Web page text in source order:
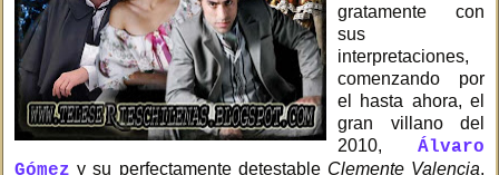
gratamente con
sus
interpretaciones,
comenzando por
el hasta ahora, el
gran villano del
2010, Álvaro
Gómez y su perfectamente detestable Clemente Valencia,